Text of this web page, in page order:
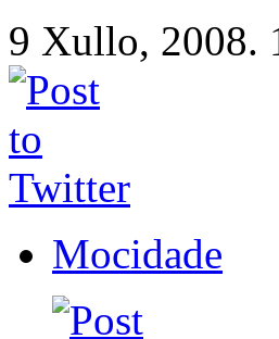
9 Xullo, 2008.
Mocidade